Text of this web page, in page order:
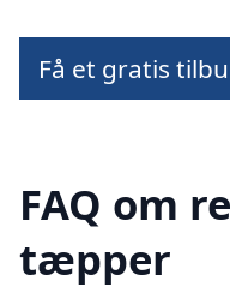
Få et gratis
FAQ om
tæpper